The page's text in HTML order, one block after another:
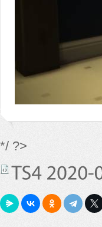
*/ ?>